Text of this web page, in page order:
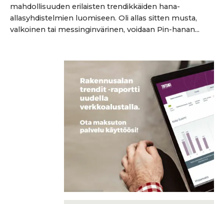
mahdollisuuden erilaisten trendikkäiden hana-
allasyhdistelmien luomiseen. Oli allas sitten musta,
valkoinen tai messinginvärinen, voidaan Pin-hanan...